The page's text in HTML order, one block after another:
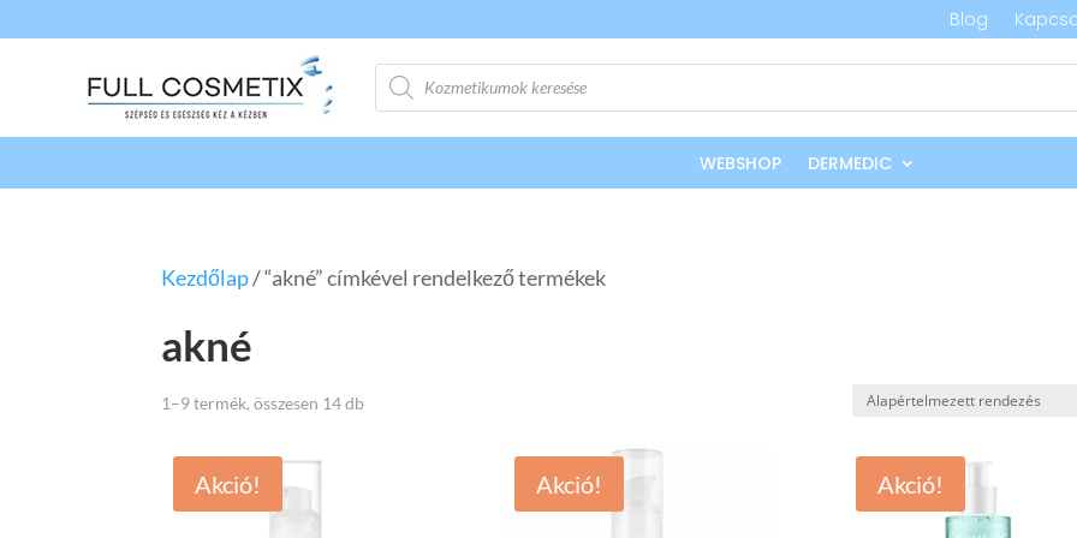
Blog
Products
search
WEBSHOP DERMEDIC
Kezdőlap/ “akné” címkével rendelkező termékek
akné
1–9 termék, összesen 14 db
Akció! Akció! Akció!